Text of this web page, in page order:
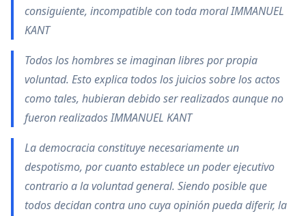
consiguiente, incompatible con toda moral IMMANUEL
KANT
Todos los hombres se imaginan libres por propia
voluntad. Esto explica todos los juicios sobre los actos
como tales, hubieran debido ser realizados aunque no
fueron realizados IMMANUEL KANT
La democracia constituye necesariamente un
despotismo, por cuanto establece un poder ejecutivo
contrario a la voluntad general. Siendo posible que
todos decidan contra uno cuya opinión pueda diferir, la